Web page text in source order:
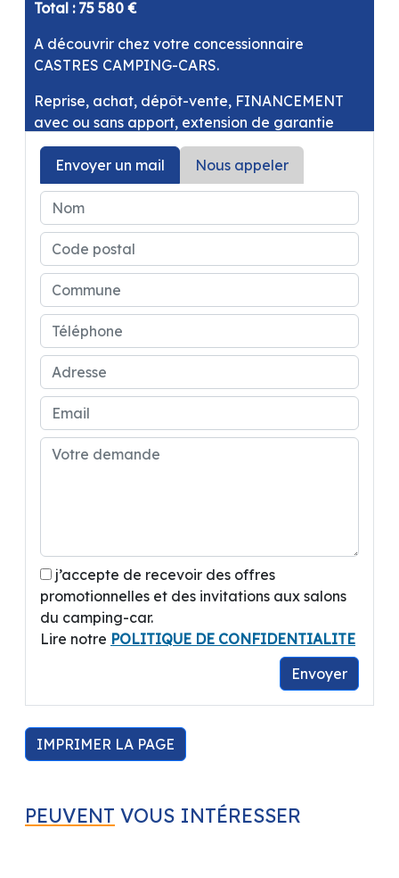
Total : 75 580 €
A découvrir chez votre concessionnaire
CASTRES CAMPING-CARS.
Reprise, achat, dépôt-vente, FINANCEMENT
avec ou sans apport, extension de garantie
possible !!!
Magasin accessoire, atelier service après
vente !
CASTRES CAMPING-CARS
Z.A de la Prade
81580 Soual
A coté de BRICO DEPOT.
Contact :
CREMADES Bastien
05 63 71 26 57
Concessionnaire BENIMAR / CAMPEREVE /
CHAUSSON / ELIOS / KNAUS / WEINSBERG –
Autres marques disponible dans le réseau :
ADRIA / BURSTNER / CHALLENGER / PILOTE
14h00 -- 19h00
Envoyer un mail Nous appeler
j’accepte de recevoir des offres
promotionnelles et des invitations aux salons
du camping-car.
Lire notre POLITIQUE DE CONFIDENTIALITE
Envoyer
IMPRIMER LA PAGE
PEUVENT VOUS INTÉRESSER